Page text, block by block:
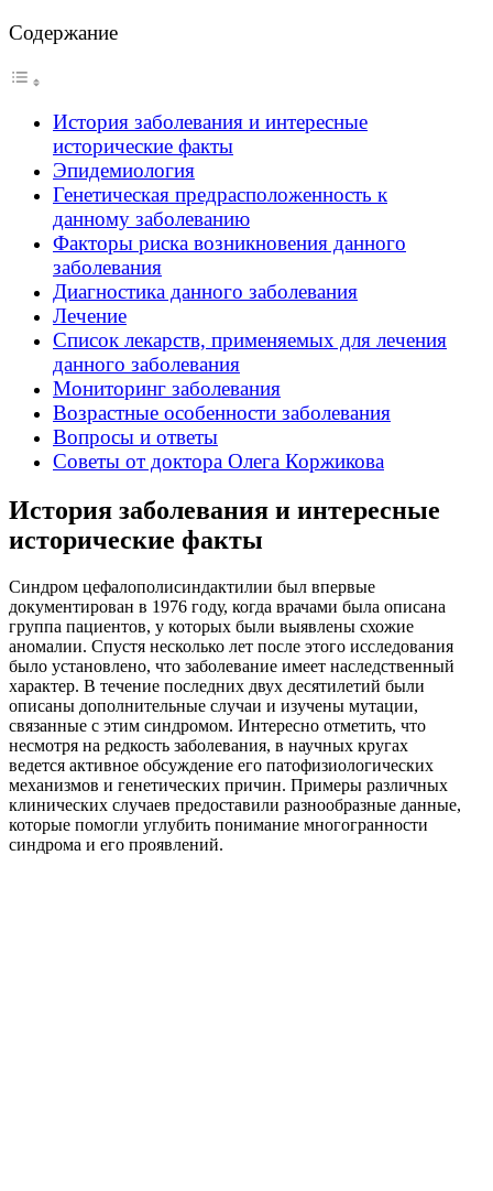
Содержание
История заболевания и интересные
исторические факты
Эпидемиология
Генетическая предрасположенность к
данному заболеванию
Факторы риска возникновения данного
заболевания
Диагностика данного заболевания
Лечение
Список лекарств, применяемых для лечения
данного заболевания
Мониторинг заболевания
Возрастные особенности заболевания
Вопросы и ответы
Советы от доктора Олега Коржикова
История заболевания и интересные
исторические факты
Синдром цефалополисиндактилии был впервые
документирован в 1976 году, когда врачами была описана
группа пациентов, у которых были выявлены схожие
аномалии. Спустя несколько лет после этого исследования
было установлено, что заболевание имеет наследственный
характер. В течение последних двух десятилетий были
описаны дополнительные случаи и изучены мутации,
связанные с этим синдромом. Интересно отметить, что
несмотря на редкость заболевания, в научных кругах
ведется активное обсуждение его патофизиологических
механизмов и генетических причин. Примеры различных
клинических случаев предоставили разнообразные данные,
которые помогли углубить понимание многогранности
синдрома и его проявлений.